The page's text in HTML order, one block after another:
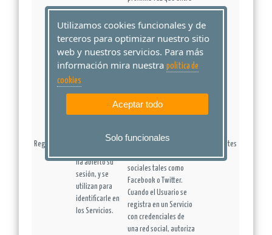
Registro
Las Cookies de
registro se
vez que el
registrado o
ha abierto su
sesión, y se
utilizan para
identificarle en
los Servicios.
en el Servicio tendrá
que iniciar sesión para
estar identificado.
Comprobar si el Usuario
acceder a ciertos
para participar en una
promoción.
conectores con redes
sociales tales como
Facebook o Twitter.
Cuando el Usuario se
registra en un Servicio
con credenciales de
una red social, autoriza
Persistentes
Utilizamos cookies funcionales y de
terceros para optimizar nuestro sitio
web y nuestros servicios. Para más
información mira nuestra politica de
cookies
Aceptar todo
Solo funcionales